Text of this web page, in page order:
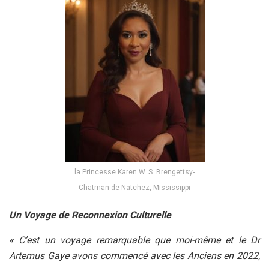
la Princesse Karen W. S. Brengettsy-
Chatman de Natchez, Mississippi
Un Voyage de Reconnexion Culturelle
« C’est un voyage remarquable que moi-même et le Dr
Artemus Gaye avons commencé avec les Anciens en 2022,